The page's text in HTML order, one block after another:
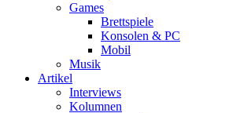
Games
Brettspiele
Konsolen & PC
Mobil
Musik
Artikel
Interviews
Kolumnen